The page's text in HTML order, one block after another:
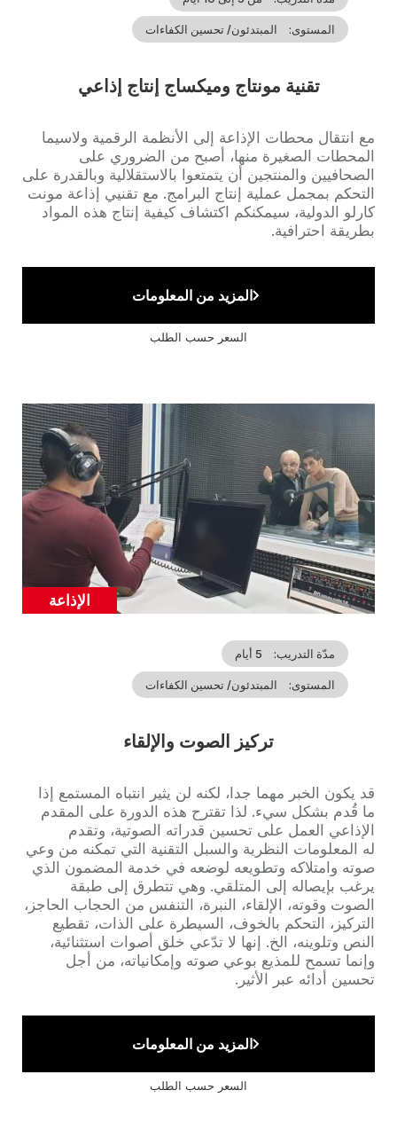
المستوى المبتدئون/ تحسين الكفاءات
تقنية مونتاج وميكساج إنتاج إذاعي
Accroche
مع انتقال محطات الإذاعة إلى الأنظمة الرقمية ولاسيما
المحطات الصغيرة منها، أصبح من الضروري على
الصحافيين والمنتجين أن يتمتعوا بالاستقلالية وبالقدرة على
التحكم بمجمل عملية إنتاج البرامج. مع تقنيي إذاعة مونت
كارلو الدولية، سيمكنكم اكتشاف كيفية إنتاج هذه المواد
بطريقة احترافية.
المزيد من المعلومات
السعر حسب الطلب
illustration
Catégorie
الإذاعة
مدّة التدريب 5 أيام
المستوى المبتدئون/ تحسين الكفاءات
تركيز الصوت والإلقاء
Accroche
قد يكون الخبر مهما جدا، لكنه لن يثير انتباه المستمع إذا
ما قُدم بشكل سيء. لذا تقترح هذه الدورة على المقدم
الإذاعي العمل على تحسين قدراته الصوتية، وتقدم
له المعلومات النظرية والسبل التقنية التي تمكنه من وعي
صوته وامتلاكه وتطويعه لوضعه في خدمة المضمون الذي
يرغب بإيصاله إلى المتلقي. وهي تتطرق إلى طبقة
الصوت وقوته، الإلقاء، النبرة، التنفس من الحجاب الحاجز،
التركيز، التحكم بالخوف، السيطرة على الذات، تقطيع
النص وتلوينه، الخ. إنها لا تدّعي خلق أصوات استثنائية،
وإنما تسمح للمذيع بوعي صوته وإمكانياته، من أجل
تحسين أدائه عبر الأثير.
المزيد من المعلومات
السعر حسب الطلب